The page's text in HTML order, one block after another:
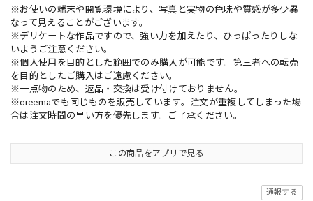
※お使いの端末や閲覧環境により、写真と実物の色味や質感が多少異
なって見えることがございます。
※デリケートな作品ですので、強い力を加えたり、ひっぱったりしな
いようご注意ください。
※個人使用を目的とした範囲でのみ購入が可能です。第三者への転売
を目的としたご購入はご遠慮ください。
※一点物のため、返品・交換は受け付けておりません。
※creemaでも同じものを販売しています。注文が重複してしまった場
合は注文時間の早い方を優先します。ご了承ください。
この商品をアプリで見る
通報する